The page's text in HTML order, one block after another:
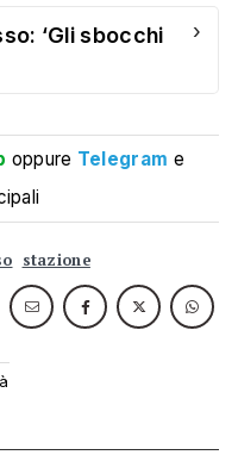
‘Gli sbocchi
›
oppure Telegram e
stazione